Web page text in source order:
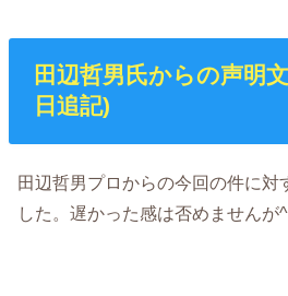
田辺哲男氏からの声明
日追記)
田辺哲男プロからの今回の件に対
した。遅かった感は否めませんが